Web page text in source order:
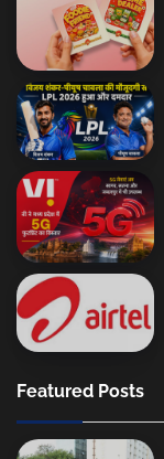
Featured Posts